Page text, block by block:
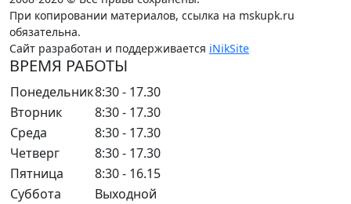
При копировании материалов, ссылка на mskupk.ru
обязательна.
Сайт разработан и поддерживается iNikSite
ВРЕМЯ РАБОТЫ
Понедельник8:30 - 17.30
Вторник
8:30 - 17.30
Среда
8:30 - 17.30
Четверг
8:30 - 17.30
Пятница
8:30 - 16.15
Суббота
Выходной